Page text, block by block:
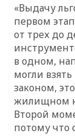
«Выдачу
первом
от трех до
в одном,
могли
законом,
жилищном
Второй
потому что